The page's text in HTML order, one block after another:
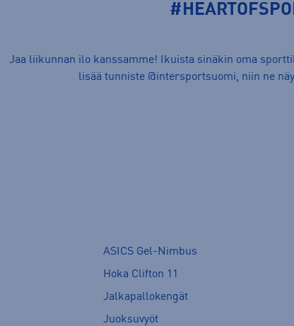
Jaa liikunnan ilo kanssamme! Ikuista sinäkin oma
lisää tunniste @intersportsuomi, niin ne
ASICS Gel-Nimbus
Hoka Clifton 11
Jalkapallokengät
Juoksuvyöt